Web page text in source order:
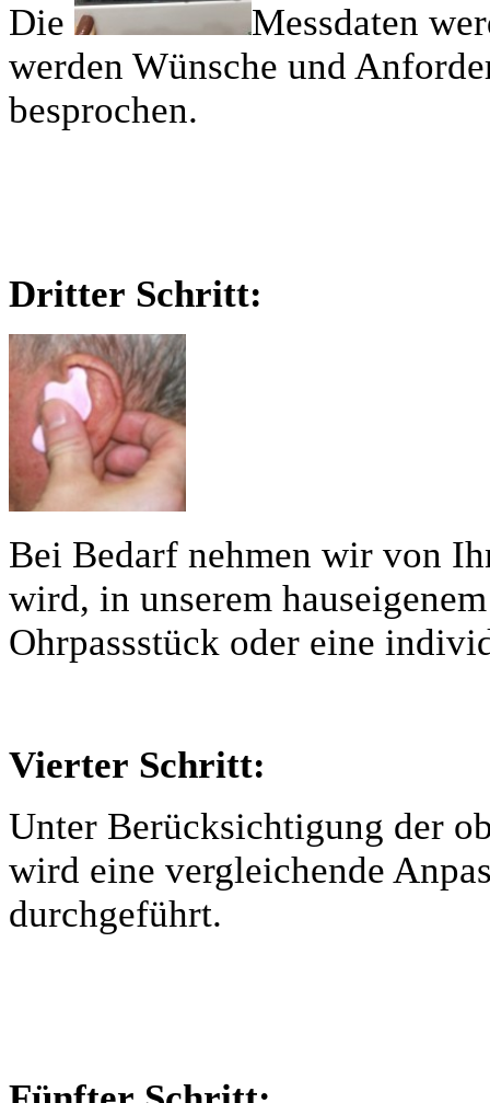
Die
Messdaten
werden Wünsche und
besprochen.
Dritter Schritt:
Bei Bedarf nehmen wir von
wird, in unserem
Ohrpassstück oder eine
Vierter Schritt:
Unter Berücksichtigung der
wird eine vergleichende
durchgeführt.